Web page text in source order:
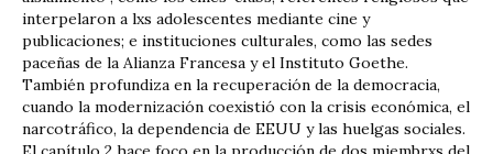
interpelaron a lxs adolescentes mediante cine y
publicaciones; e instituciones culturales, como las sedes
paceñas de la Alianza Francesa y el Instituto Goethe.
También profundiza en la recuperación de la democracia,
cuando la modernización coexistió con la crisis económica, el
narcotráfico, la dependencia de EEUU y las huelgas sociales.